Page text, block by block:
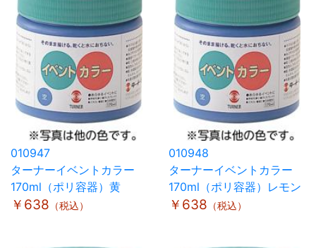
010947
ターナーイベントカラー
170ml（ポリ容器）黄
￥638 （税込）
010948
ターナーイベントカラー
170ml（ポリ容器）レモン
￥638 （税込）